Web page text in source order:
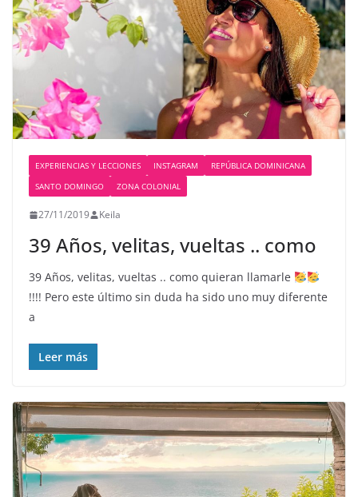
EXPERIENCIAS Y LECCIONES INSTAGRAM
REPÚBLICA DOMINICANA
SANTO DOMINGO
ZONA COLONIAL
27/11/2019 Keila
39 Años, velitas, vueltas .. como
39 Años, velitas, vueltas .. como quieran llamarle
!!!! Pero este último sin duda ha sido uno muy diferente
a
Leer más